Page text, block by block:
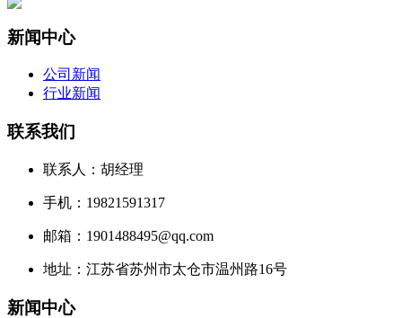
新闻中心
公司新闻
行业新闻
联系我们
联系人：胡经理
手机：19821591317
邮箱：1901488495@qq.com
地址：江苏省苏州市太仓市温州路16号
新闻中心